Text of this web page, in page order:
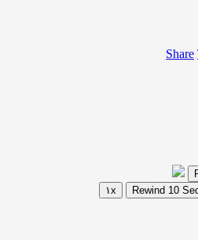
Share
Rewind 10
۱x